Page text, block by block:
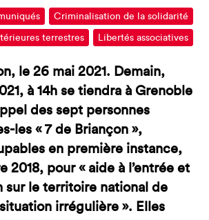
Criminalisation de la solidarité
terrestres Libertés associatives
le 26 mai 2021. Demain,
à 14h se tiendra à Grenoble
des sept personnes
les « 7 de Briançon »,
en première instance,
2018, pour « aide à l’entrée et
sur le territoire national de
irrégulière ». Elles